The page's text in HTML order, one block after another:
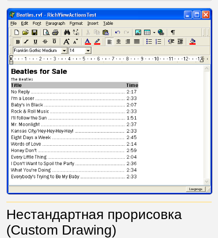
Нестандартная прорисовка
(Custom Drawing)